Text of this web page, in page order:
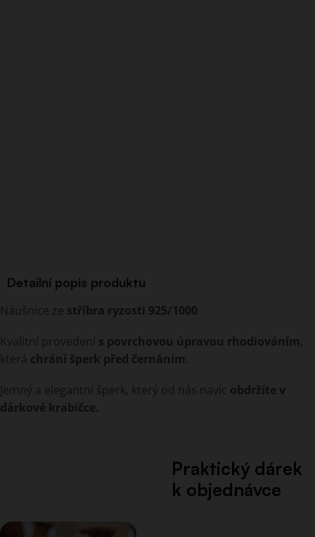
Detailní popis produktu
Náušnice ze stříbra ryzosti 925/1000
Kvalitní provedení s povrchovou úpravou rhodiováním
která chrání šperk před černáním
Jemný a elegantní šperk, který od nás navíc obdržíte v
dárkové krabičce.
Praktický dárek
k objednávce